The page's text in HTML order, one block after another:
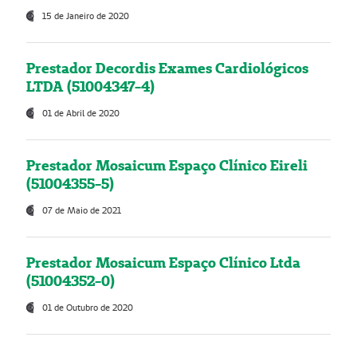
15 de Janeiro de 2020
Prestador Decordis Exames Cardiológicos
LTDA (51004347-4)
01 de Abril de 2020
Prestador Mosaicum Espaço Clínico Eireli
(51004355-5)
07 de Maio de 2021
Prestador Mosaicum Espaço Clínico Ltda
(51004352-0)
01 de Outubro de 2020